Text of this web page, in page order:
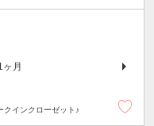
ヶ月
インクローゼット♪